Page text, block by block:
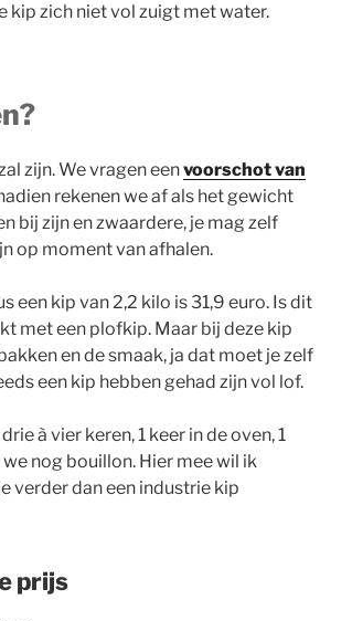
kip zich niet vol zuigt met water.
zijn. We vragen eenvoorschot van
rekenen we af als het gewicht
bij zijn en zwaardere, je mag zelf
op moment van afhalen.
een kip van 2,2 kilo is 31,9 euro. Is dit
met een plofkip. Maar bij deze kip
en de smaak, ja dat moet je zelf
een kip hebben gehad zijn vol lof.
à vier keren, 1 keer in de oven, 1
nog bouillon. Hier mee wil ik
verder dan een industrie kip
prijs